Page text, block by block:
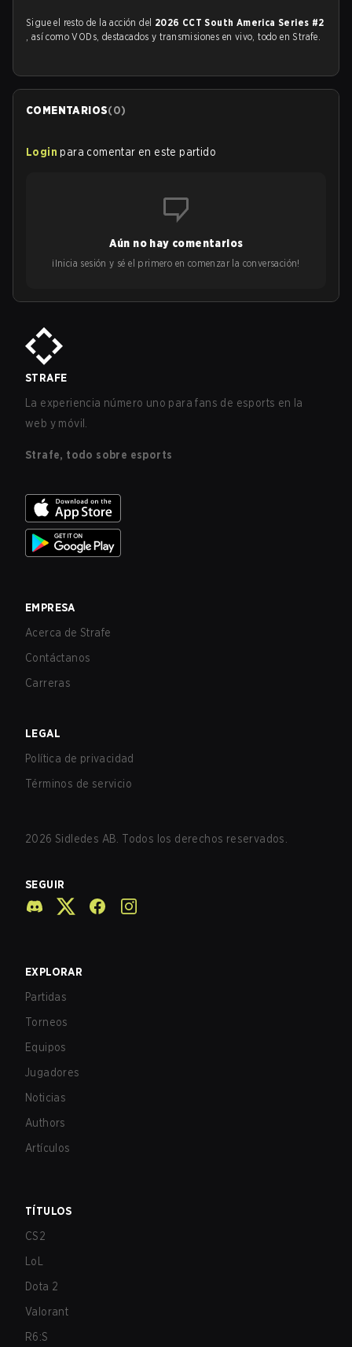
Sigue el resto de la acción del 2026 CCT South America Series #2
, así como VODs, destacados y transmisiones en vivo, todo en Strafe.
COMENTARIOS(0)
Login para comentar en este partido
Aún no hay comentarios
¡Inicia sesión y sé el primero en comenzar la conversación!
STRAFE
La experiencia número uno para fans de esports en la
web y móvil.
Strafe, todo sobre esports
EMPRESA
Acerca de Strafe
Contáctanos
Carreras
LEGAL
Política de privacidad
Términos de servicio
2026 Sidledes AB. Todos los derechos reservados.
SEGUIR
EXPLORAR
Partidas
Torneos
Equipos
Jugadores
Noticias
Authors
Artículos
TÍTULOS
CS2
LoL
Dota 2
Valorant
R6:S